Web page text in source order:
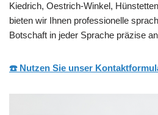
Kiedrich, Oestrich-Winkel,
bieten wir Ihnen professionelle
Botschaft in jeder Sprache präzise
☎️ Nutzen Sie unser